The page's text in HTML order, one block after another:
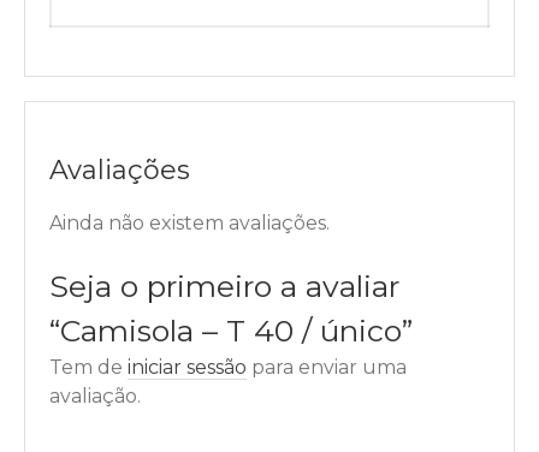
Avaliações
Ainda não existem avaliações.
Seja o primeiro a avaliar
“Camisola – T 40 / único”
Tem de iniciar sessão para enviar uma
avaliação.